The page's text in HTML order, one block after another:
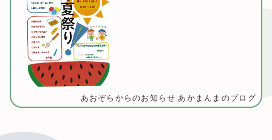
あおぞらからのお知らせ あかまんまのブログ